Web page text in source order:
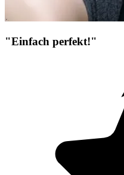
"Einfach perfekt!"